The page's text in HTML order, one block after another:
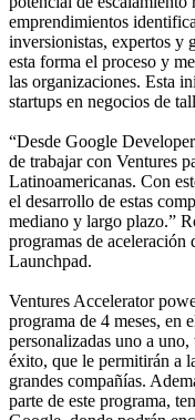
emprendimientos
inversionistas, expertos y
esta forma el proceso y
las organizaciones. Esta
startups en negocios de
“Desde Google
de trabajar con Ventures
Latinoamericanas. Con
el desarrollo de estas
mediano y largo plazo.”
programas de
Launchpad.
Ventures Accelerator
programa de 4 meses, en
personalizadas uno a
éxito, que le permitirán a
grandes compañías.
parte de este programa,